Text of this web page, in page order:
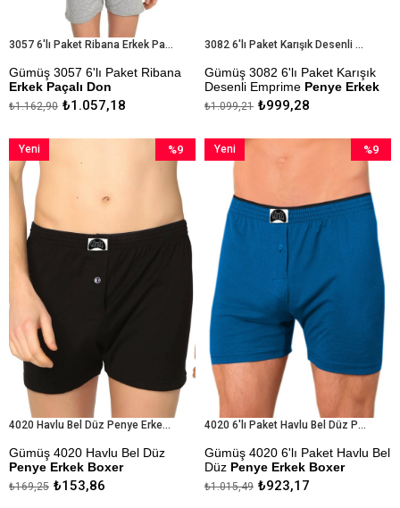
3057 6'lı Paket Ribana Erkek Paçalı Don
Gümüş 3057 6'lı Paket Ribana
Erkek Paçalı Don
Kapıda Ödeme Seçeneği
₺1.057,18
₺1.162,90
3082 6'lı Paket Karışık Desenli Emprime Penye Erkek Boxer
Gümüş 3082 6'lı Paket Karışık
Desenli Emprime Penye Erkek
Boxer
Desenler Gönderilebilir.
Kapıda Ödeme Seçeneği
₺999,28
₺1.099,21
4020 Havlu Bel Düz Penye Erkek Boxer
Gümüş 4020 Havlu Bel Düz
Penye Erkek Boxer
%100 Pamuk
₺153,86
₺169,25
%9
%9İndirim
Yeni
Ürün
4020 6'lı Paket Havlu Bel Düz Penye Erkek Boxer
Gümüş 4020 6'lı Paket Havlu Bel
Düz Penye Erkek Boxer
%100 Pamuk₺923,17
₺1.015,49
%9
İndirim
Yeni
Ürün